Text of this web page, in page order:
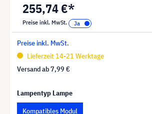
255,74 €*
Preise inkl. MwSt.
Preise inkl. MwSt.
Lieferzeit 14-21 Werktage
Versand ab7,99 €
Lampentyp Lampe
Kompatibles Modul